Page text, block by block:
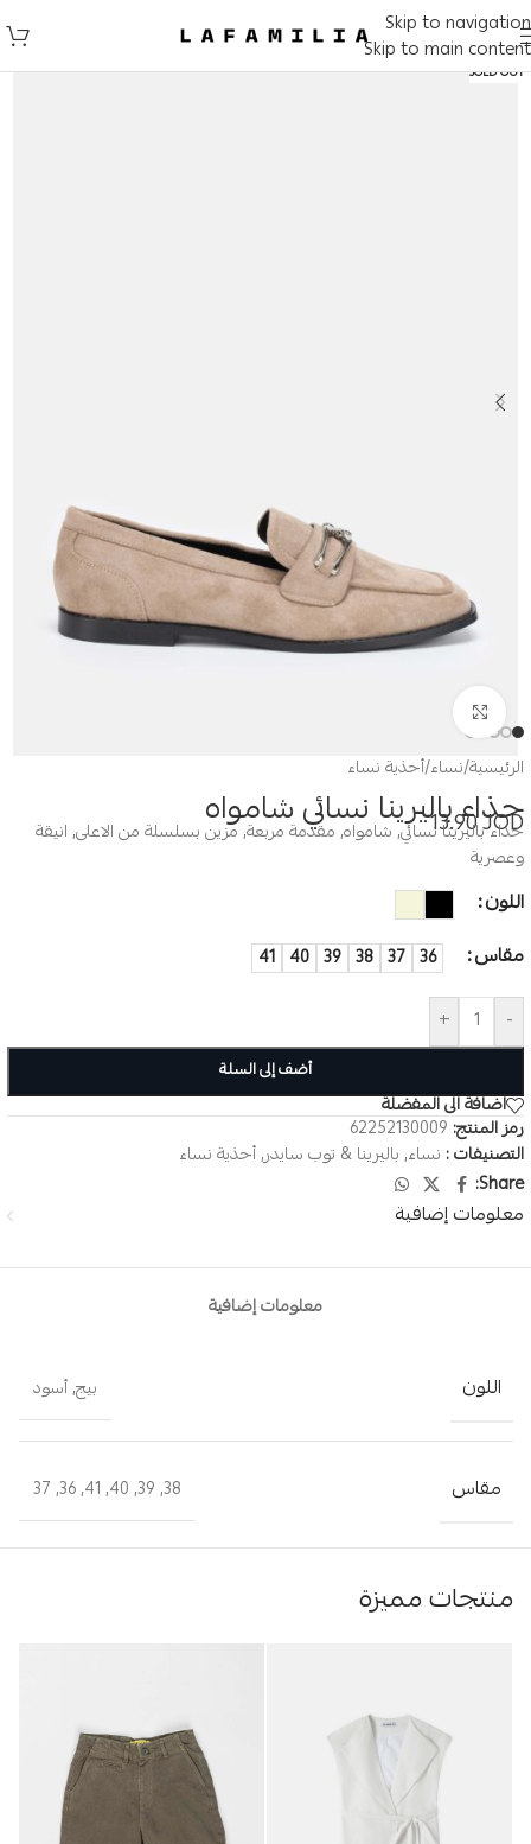
Skip to navigation
Skip to main content
SOLD OUT
الرئيسية/نساء/أحذية نساء
حذاء باليرينا نسائي شامواه
13.90JOD
حذاء باليرينا نسائي, شامواه, مقدمة مربعة, مزين بسلسلة من الاعلى, انيقة
وعصرية
اللون
مقاس
36
37
38
39
40
41
-
+
أضف إلى السلة
اضافة الى المفضلة
رمز المنتج: 62252130009
التصنيفات : نساء, باليرينا & توب سايدر,أحذية نساء
Share:
معلومات إضافية
معلومات إضافية
اللون بيج,أسود
مقاس 38
,
39
,
40
,
41
,
36
,
37
منتجات مميزة